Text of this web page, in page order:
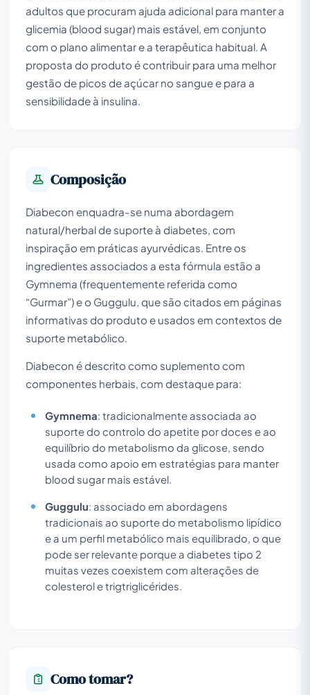
adultos que procuram ajuda adicional para manter a
glicemia (blood sugar) mais estável, em conjunto
com o plano alimentar e a terapêutica habitual. A
proposta do produto é contribuir para uma melhor
gestão de picos de açúcar no sangue e para a
sensibilidade à insulina.
Composição
Diabecon enquadra-se numa abordagem
natural/herbal de suporte à diabetes, com
inspiração em práticas ayurvédicas. Entre os
ingredientes associados a esta fórmula estão a
Gymnema (frequentemente referida como
“Gurmar”) e o Guggulu, que são citados em páginas
informativas do produto e usados em contextos de
suporte metabólico.
Diabecon é descrito como suplemento com
componentes herbais, com destaque para:
Gymnema: tradicionalmente associada ao
suporte do controlo do apetite por doces e ao
equilíbrio do metabolismo da glicose, sendo
usada como apoio em estratégias para manter
blood sugar mais estável.
Guggulu: associado em abordagens
tradicionais ao suporte do metabolismo lipídico
e a um perfil metabólico mais equilibrado, o que
pode ser relevante porque a diabetes tipo 2
muitas vezes coexistem com alterações de
colesterol e trigtriglicérides.
Como tomar?